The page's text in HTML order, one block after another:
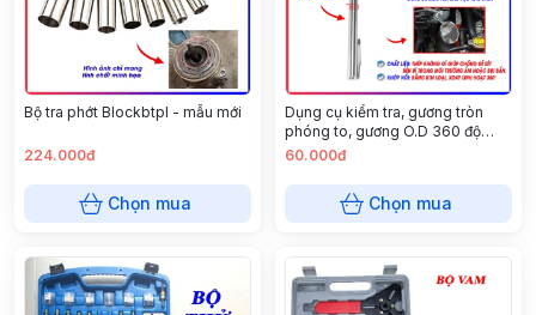
Bộ tra phớt Blockbtpl - mẫu mới
224.000đ
Chọn mua
Dụng cụ kiểm tra, gương tròn
phóng to, gương O.D 360 độ
Dunnex CT-501, đường kính
cái)
60.000đ
Chọn mua